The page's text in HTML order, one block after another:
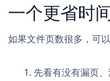
一个更省时
如果文件页数很多，可
先看有没有漏页、